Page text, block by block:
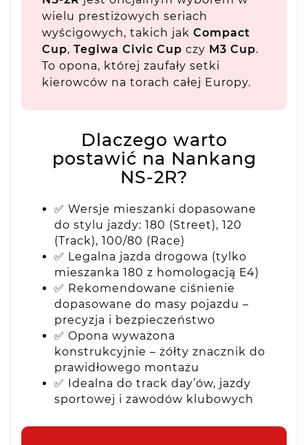
wielu prestiżowych seriach
wyścigowych, takich jak Compact
Cup, Tegiwa Civic Cup czy M3 Cup.
To opona, której zaufały setki
kierowców na torach całej Europy.
Dlaczego warto
postawić na Nankang
NS-2R?
✅ Wersje mieszanki dopasowane
do stylu jazdy: 180 (Street), 120
(Track), 100/80 (Race)
✅ Legalna jazda drogowa (tylko
mieszanka 180 z homologacją E4)
✅ Rekomendowane ciśnienie
dopasowane do masy pojazdu –
precyzja i bezpieczeństwo
✅ Opona wyważona
konstrukcyjnie – żółty znacznik do
prawidłowego montażu
✅ Idealna do track day’ów, jazdy
sportowej i zawodów klubowych